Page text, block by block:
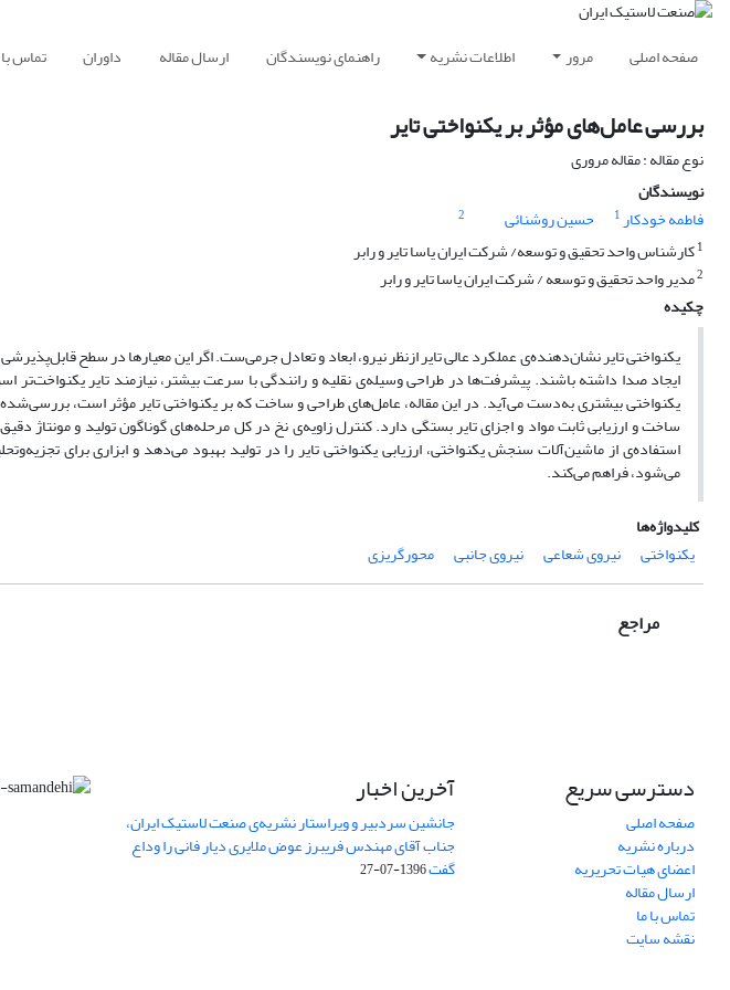
صفحه اصلی مرور اطلاعات نشریه راهنمای نویسندگان ارسال مقاله داوران تماس
بررسی عامل‌‌های مؤثر بر یکنواختی تایر
نوع مقاله : مقاله مروری
نویسندگان
فاطمه خودکار1 حسین روشنائی
2
1کارشناس واحد تحقیق و توسعه/ شرکت ایران یاسا تایر و رابر
2مدیر واحد تحقیق و توسعه / شرکت ایران یاسا تایر و رابر
چکیده
یکنواختی تایر نشان‌دهنده‌ی عملکرد عالی تایر ازنظر نیرو، ابعاد و تعادل جرمی‌‌‌ست. اگر این معیار‌ها در سطح
ایجاد صدا داشته‌ باشند. پیشرفت‌‌ها در طراحی وسیله‌ی نقلیه‌ و رانندگی با سرعت بیشتر، نیازمند تایر
یکنواختی بیشتری به‌دست می‌‌‌آید. در این مقاله، عامل‌‌های طراحی و ساخت که‌ بر یکنواختی تایر مؤثر است،
ساخت و ارزیابی ثابت مواد و اجزای تایر بستگی دارد. کنترل زاویه‌ی نخ در کل مرحله‌‌های گوناگون تولید و مونتاژ
استفاده‌ی از ماشین‌آلات سنجش یکنواختی، ارزیابی یکنواختی تایر را در تولید بهبود ‌می‌‌‌دهد و ابزاری برای
می‌‌‌شود، فراهم می‌‌‌کند.
کلیدواژه‌ها
یکنواختی
نیروی شعاعی نیروی جانبی محورگریزی
مراجع
دسترسی سریع
صفحه اصلی
درباره نشریه
اعضای هیات تحریریه
ارسال مقاله
تماس با ما
نقشه سایت
آخرین اخبار
جانشین سردبیر و ویراستار نشریه‌ی صنعت لاستیک ایران،
جناب آقای مهندس فریبرز عوض ملایری دیار فانی را وداع
گفت1396-07-27